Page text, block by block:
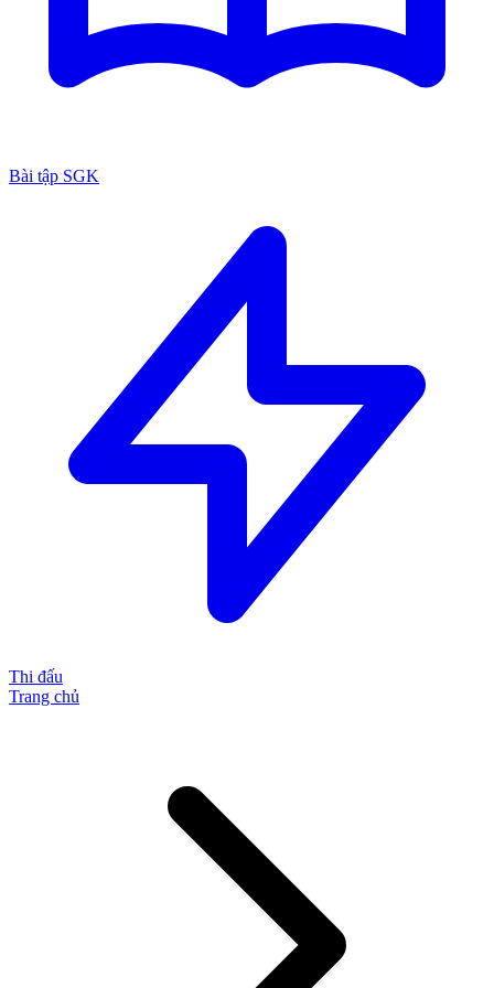
Bài tập SGK
Thi đấu
Trang chủ